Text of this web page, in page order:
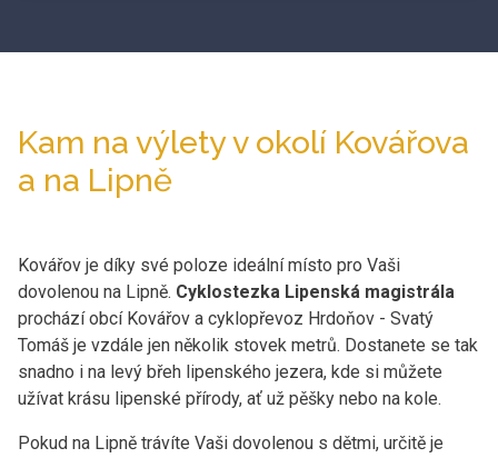
Kam na výlety v okolí Kovářova
a na Lipně
Kovářov je díky své poloze ideální místo pro Vaši
dovolenou na Lipně. Cyklostezka Lipenská magistrála
prochází obcí Kovářov a cyklopřevoz Hrdoňov - Svatý
Tomáš je vzdále jen několik stovek metrů. Dostanete se tak
snadno i na levý břeh lipenského jezera, kde si můžete
užívat krásu lipenské přírody, ať už pěšky nebo na kole.
Pokud na Lipně trávíte Vaši dovolenou s dětmi, určitě je